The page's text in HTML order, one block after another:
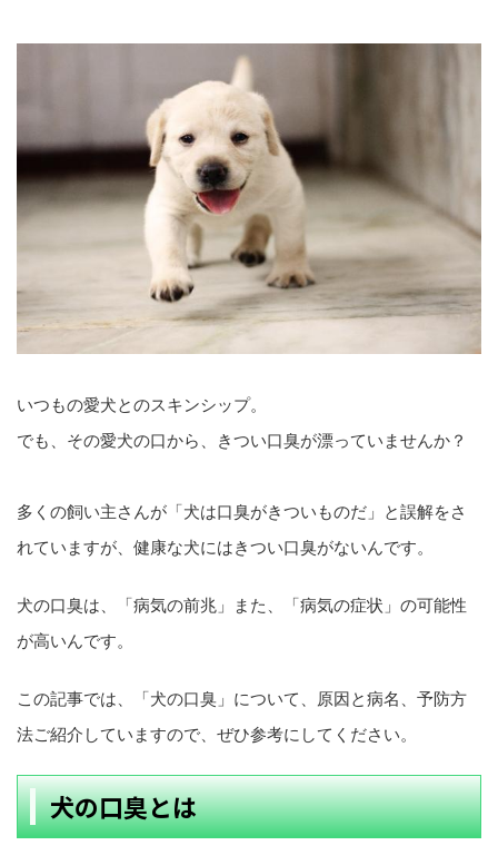
いつもの愛犬とのスキンシップ。
でも、その愛犬の口から、きつい口臭が漂っていませんか？
多くの飼い主さんが「犬は口臭がきついものだ」と誤解をさ
れていますが、健康な犬にはきつい口臭がないんです。
犬の口臭は、「病気の前兆」また、「病気の症状」の可能性
が高いんです。
この記事では、「犬の口臭」について、原因と病名、予防方
法ご紹介していますので、ぜひ参考にしてください。
犬の口臭とは